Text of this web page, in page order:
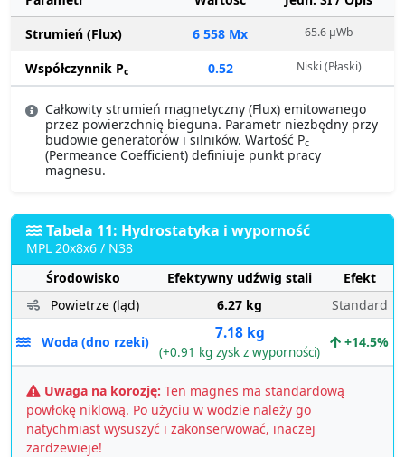
Strumień (Flux)
6 558 Mx 65.6 µWb
Współczynnik Pc 0.52 Niski (Płaski)
Całkowity strumień magnetyczny (Flux) emitowanego
przez powierzchnię bieguna. Parametr niezbędny przy
budowie generatorów i silników. Wartość Pc
(Permeance Coefficient) definiuje punkt pracy
magnesu.
Tabela 11: Hydrostatyka i wyporność
MPL 20x8x6 / N38
Środowisko
Efektywny udźwig stali
Efekt
Powietrze (ląd)
6.27 kg Standard
Woda (dno rzeki) 7.18 kg
(+0.91 kg zysk z wyporności)
+14.5%
Uwaga na korozję: Ten magnes ma standardową
powłokę niklową. Po użyciu w wodzie należy go
natychmiast wysuszyć i zakonserwować, inaczej
zardzewieje!